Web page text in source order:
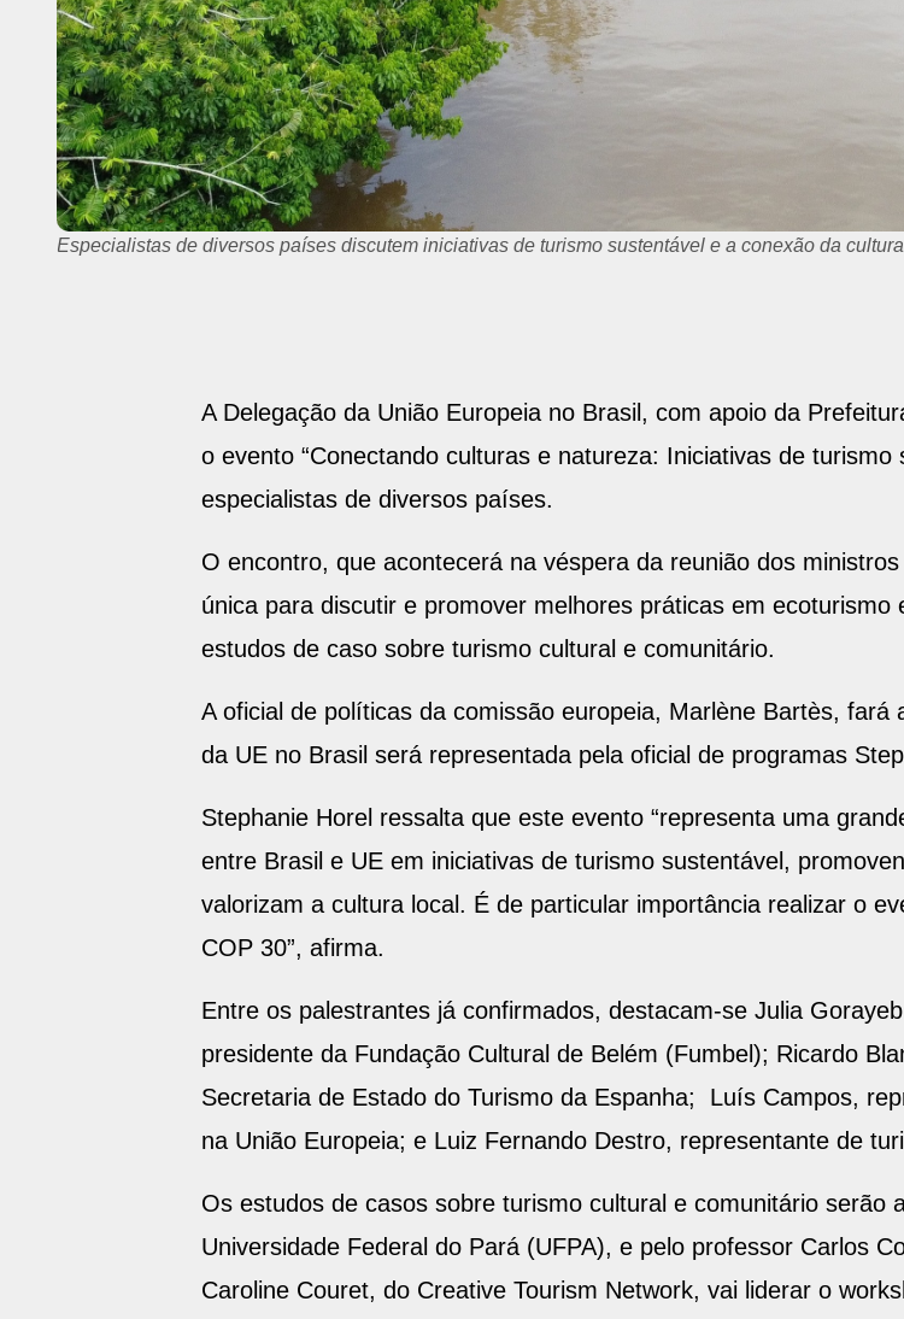
Especialistas de diversos países discutem iniciativas de turismo sustentável e a conexão da
A Delegação da União Europeia no Brasil, com apoio da
o evento “Conectando culturas e natureza: Iniciativas de
especialistas de diversos países.
O encontro, que acontecerá na véspera da reunião dos
única para discutir e promover melhores práticas em
estudos de caso sobre turismo cultural e comunitário.
A oficial de políticas da comissão europeia, Marlène Bartès,
da UE no Brasil será representada pela oficial de programas
Stephanie Horel ressalta que este evento “representa uma
entre Brasil e UE em iniciativas de turismo sustentável,
valorizam a cultura local. É de particular importância realizar o
COP 30”, afirma.
Entre os palestrantes já confirmados, destacam-se Julia
presidente da Fundação Cultural de Belém (Fumbel); Ricardo
Secretaria de Estado do Turismo da Espanha; Luís Campos,
na União Europeia; e Luiz Fernando Destro, representante de
Os estudos de casos sobre turismo cultural e comunitário serão
Universidade Federal do Pará (UFPA), e pelo professor Carlos
Caroline Couret, do Creative Tourism Network, vai liderar o